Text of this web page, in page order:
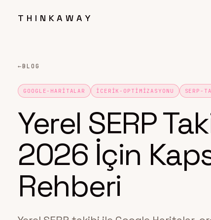
THINKAWAY
←BLOG
GOOGLE-HARITALAR ICERIK-OPTIMIZASYONU SERP-
Yerel SERP
2026 İçin
Rehberi